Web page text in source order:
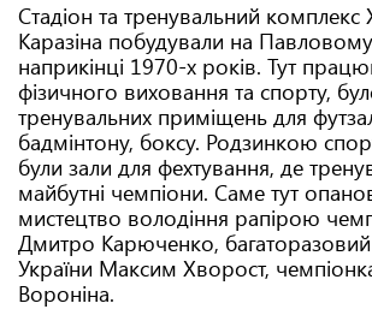
Стадіон та тренувальний комплекс
Каразіна побудували на
наприкінці 1970-х років. Тут
фізичного виховання та спорту,
тренувальних приміщень для
бадмінтону, боксу. Родзинкою
були зали для фехтування, де
майбутні чемпіони. Саме тут
мистецтво володіння рапірою
Дмитро Карюченко,
України Максим Хворост,
Вороніна.